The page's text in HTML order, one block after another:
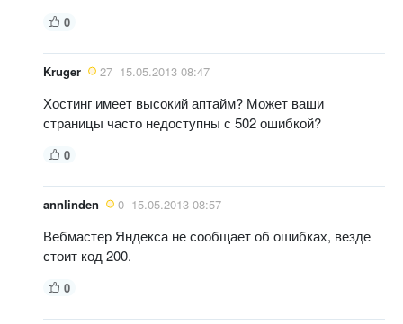
0
Kruger 27 15.05.2013 08:47
Хостинг имеет высокий аптайм? Может ваши
страницы часто недоступны с 502 ошибкой?
0
annlinden 0 15.05.2013 08:57
Вебмастер Яндекса не сообщает об ошибках, везде
стоит код 200.
0